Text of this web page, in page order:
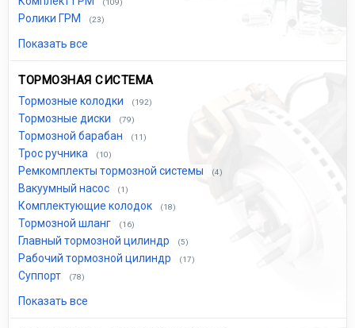
(109)
Ролики ГРМ (23)
Показать все
ТОРМОЗНАЯ СИСТЕМА
Тормозные колодки (192)
Тормозные диски (79)
Тормозной барабан (11)
Трос ручника (10)
Ремкомплекты тормозной системы (4)
Вакуумный насос (1)
Комплектующие колодок (18)
Тормозной шланг (16)
Главный тормозной цилиндр (5)
Рабочий тормозной цилиндр (17)
Суппорт (78)
Показать все